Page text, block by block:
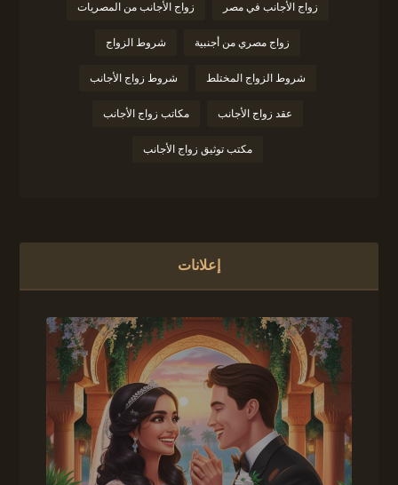
زواج الأجانب في مصر زواج الأجانب من المصريات
زواج مصري من أجنبية شروط الزواج
شروط الزواج المختلط شروط زواج الأجانب
عقد زواج الأجانب مكاتب زواج الأجانب
مكتب توثيق زواج الأجانب
إعلانات